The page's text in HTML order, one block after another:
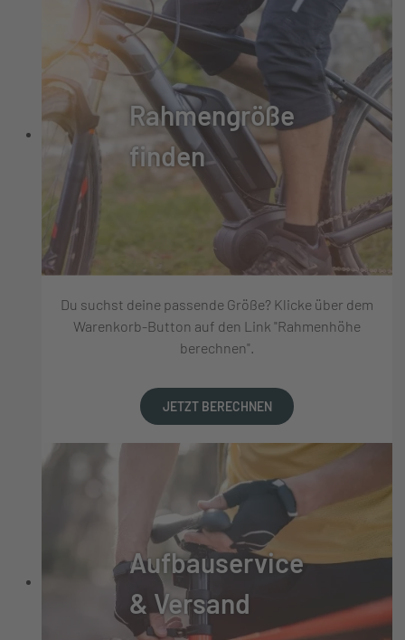
Rahmengröße
finden
Du suchst deine passende Größe? Klicke über dem
Warenkorb-Button auf den Link "Rahmenhöhe
berechnen".
JETZT BERECHNEN
Aufbauservice
& Versand